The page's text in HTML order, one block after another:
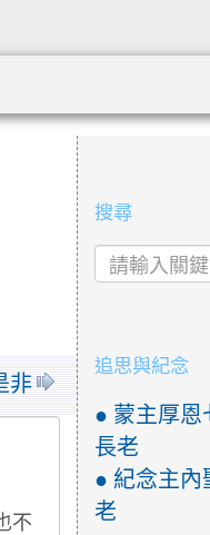
非
搜尋
追思與紀念
● 蒙主厚恩
長老
● 紀念主內
老